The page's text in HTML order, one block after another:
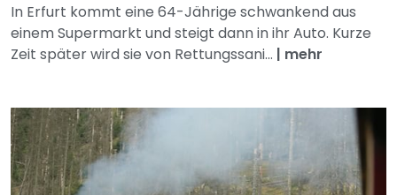
In Erfurt kommt eine 64-Jährige schwankend aus
einem Supermarkt und steigt dann in ihr Auto. Kurze
Zeit später wird sie von Rettungssani... | mehr